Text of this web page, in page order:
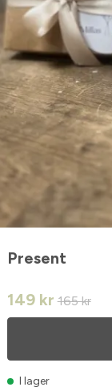
Present
149 kr 165 kr
I lager